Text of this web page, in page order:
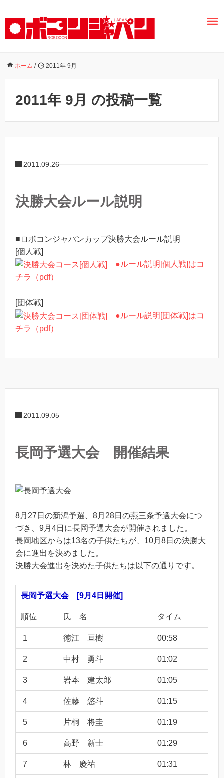
ホーム / 2011年 9月
2011年 9月 の投稿一覧
2011.09.26
決勝大会ルール説明
■ロボコンジャパンカップ決勝大会ルール説明
[個人戦]
●ルール説明[個人戦]はコ
チラ（pdf）
[団体戦]
●ルール説明[団体戦]はコ
チラ（pdf）
2011.09.05
長岡予選大会 開催結果
8月27日の新潟予選、8月28日の燕三条予選大会につ
づき、9月4日に長岡予選大会が開催されました。
長岡地区からは13名の子供たちが、10月8日の決勝大
会に進出を決めました。
決勝大会進出を決めた子供たちは以下の通りです。
長岡予選大会 [9月4日開催]
順位 氏 名 タイム
1 徳江 亘樹 00:58
2 中村 勇斗 01:02
3 岩本 建太郎 01:05
4 佐藤 悠斗 01:15
5 片桐 将圭 01:19
6 高野 新士 01:29
7 林 慶祐 01:31